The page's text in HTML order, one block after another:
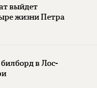
выйдет
жизни Петра
в Лос-